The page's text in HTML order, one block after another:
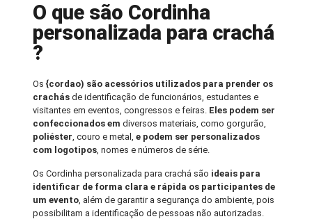
O que são Cordinha
personalizada para crachá
?
Os {cordao) são acessórios utilizados para prender os
crachás de identificação de funcionários, estudantes e
visitantes em eventos, congressos e feiras. Eles podem ser
confeccionados emdiversos materiais, como gorgurão,
poliéster, couro e metal,e podem ser personalizados
com logotipos, nomes e números de série.
Os Cordinha personalizada para crachá são ideais para
identificar de forma clara e rápida os participantes de
um evento, além de garantir a segurança do ambiente, pois
possibilitam a identificação de pessoas não autorizadas.